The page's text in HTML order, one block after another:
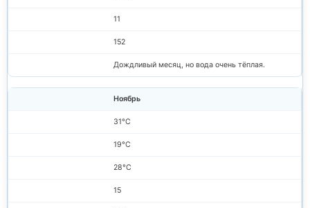
11
152
Дождливый месяц, но вода очень тёплая.
Ноябрь
31°C
19°C
28°C
15